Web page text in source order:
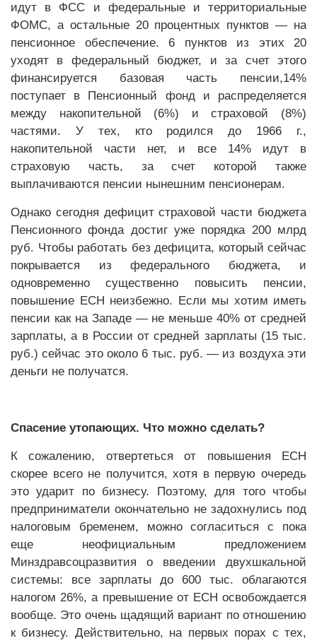
идут в ФСС и федеральные и территориальные
ФОМС, а остальные 20 процентных пунктов — на
пенсионное обеспечение. 6 пунктов из этих 20
уходят в федеральный бюджет, и за счет этого
финансируется базовая часть пенсии,14%
поступает в Пенсионный фонд и распределяется
между накопительной (6%) и страховой (8%)
частями. У тех, кто родился до 1966 г.,
накопительной части нет, и все 14% идут в
страховую часть, за счет которой также
выплачиваются пенсии нынешним пенсионерам.
Однако сегодня дефицит страховой части бюджета
Пенсионного фонда достиг уже порядка 200 млрд
руб. Чтобы работать без дефицита, который сейчас
покрывается из федерального бюджета, и
одновременно существенно повысить пенсии,
повышение ЕСН неизбежно. Если мы хотим иметь
пенсии как на Западе — не меньше 40% от средней
зарплаты, а в России от средней зарплаты (15 тыс.
руб.) сейчас это около 6 тыс. руб. — из воздуха эти
деньги не получатся.
Спасение утопающих. Что можно сделать?
К сожалению, отвертеться от повышения ЕСН
скорее всего не получится, хотя в первую очередь
это ударит по бизнесу. Поэтому, для того чтобы
предприниматели окончательно не задохнулись под
налоговым бременем, можно согласиться с пока
еще неофициальным предложением
Минздравсоцразвития о введении двухшкальной
системы: все зарплаты до 600 тыс. облагаются
налогом 26%, а превышение от ЕСН освобождается
вообще. Это очень щадящий вариант по отношению
к бизнесу. Действительно, на первых порах с тех,